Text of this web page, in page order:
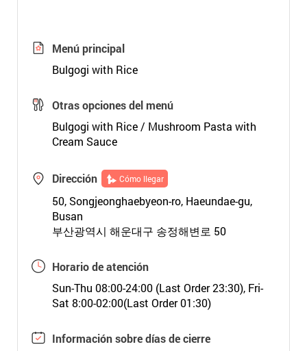
Menú principal
Bulgogi with Rice
Otras opciones del menú
Bulgogi with Rice / Mushroom Pasta with
Cream Sauce
Dirección Cómo llegar
50, Songjeonghaebyeon-ro, Haeundae-gu,
Busan
부산광역시 해운대구 송정해변로 50
Horario de atención
Sun-Thu 08:00-24:00 (Last Order 23:30), Fri-
Sat 8:00-02:00(Last Order 01:30)
Información sobre días de cierre